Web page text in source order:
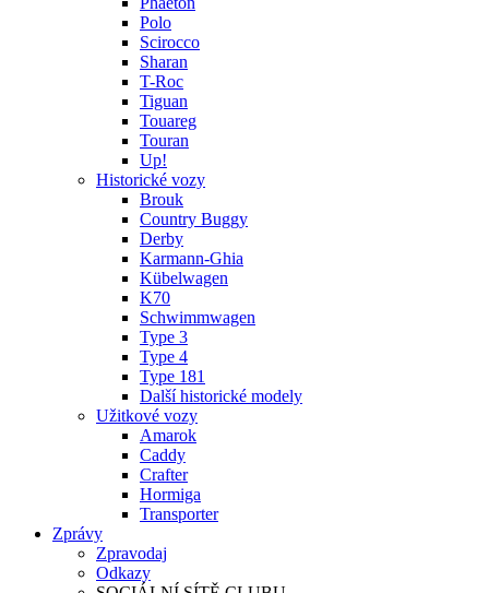
Polo
Scirocco
Sharan
T-Roc
Tiguan
Touareg
Touran
Up!
Historické vozy
Brouk
Country Buggy
Derby
Karmann-Ghia
Kübelwagen
K70
Schwimmwagen
Type 3
Type 4
Type 181
Další historické modely
Užitkové vozy
Amarok
Caddy
Crafter
Hormiga
Transporter
Zprávy
Zpravodaj
Odkazy